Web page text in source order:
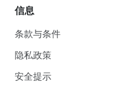
信息
条款与条件
隐私政策
安全提示